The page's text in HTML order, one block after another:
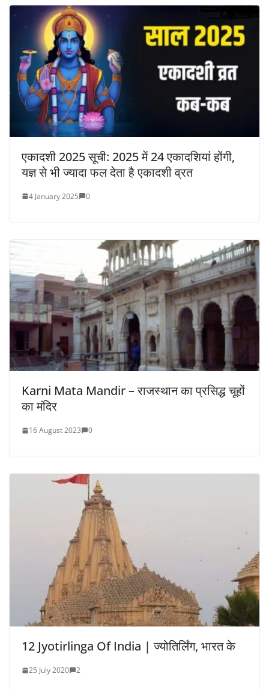
एकादशी 2025 सूची: 2025 में 24 एकादशियां होंगी,
यज्ञ से भी ज्यादा फल देता है एकादशी व्रत
4 January 2025 0
Karni Mata Mandir – राजस्थान का प्रसिद्ध चूहों
का मंदिर
16 August 2023 0
12 Jyotirlinga Of India | ज्योतिर्लिंग, भारत के
25 July 2020 2